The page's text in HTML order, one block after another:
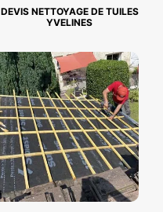
DEVIS NETTOYAGE DE TUILES
YVELINES